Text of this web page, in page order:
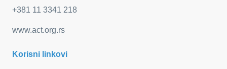
+381 11 3341 218
www.act.org.rs
Korisni linkovi